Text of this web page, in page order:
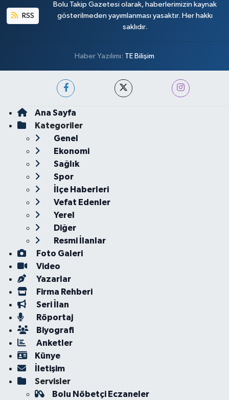
RSS
Bolu Takip Gazetesi olarak, haberlerimizin kaynak
gösterilmeden yayımlanması yasaktır. Her hakkı
saklıdır.
Haber Yazılımı: TE Bilişim
Ana Sayfa
Kategoriler
Genel
Ekonomi
Sağlık
Spor
İlçe Haberleri
Vefat Edenler
Yerel
Diğer
Resmi İlanlar
Foto Galeri
Video
Yazarlar
Firma Rehberi
Seri İlan
Röportaj
Biyografi
Anketler
Künye
İletişim
Servisler
Bolu Nöbetçi Eczaneler